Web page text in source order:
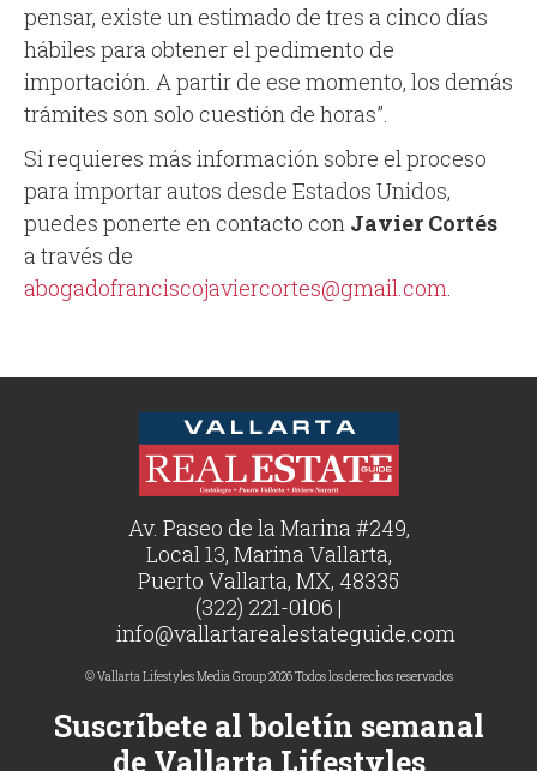
pensar, existe un estimado de tres a cinco días
hábiles para obtener el pedimento de
importación. A partir de ese momento, los demás
trámites son solo cuestión de horas”.
Si requieres más información sobre el proceso
para importar autos desde Estados Unidos,
puedes ponerte en contacto con Javier Cortés
a través de
abogadofranciscojaviercortes@gmail.com
Av. Paseo de la Marina #249,
Local 13, Marina Vallarta,
Puerto Vallarta, MX, 48335
(322) 221-0106 |
info@vallartarealestateguide.com
© Vallarta Lifestyles Media Group 2026 Todos los derechos reservados
Suscríbete al boletín semanal
de Vallarta Lifestyles